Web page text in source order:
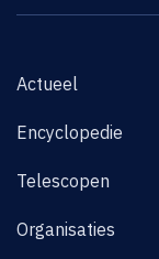
Actueel
Encyclopedie
Telescopen
Organisaties